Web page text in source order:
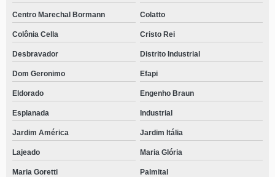
Centro Marechal Bormann Colatto
Colônia Cella Cristo Rei
Desbravador Distrito Industrial
Dom Geronimo Efapi
Eldorado Engenho Braun
Esplanada Industrial
Jardim América Jardim Itália
Lajeado Maria Glória
Maria Goretti Palmital